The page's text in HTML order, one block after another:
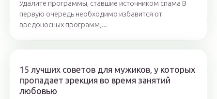
Удалите программы, ставшие источником спама В
первую очередь необходимо избавится от
вредоносных программ,...
15 лучших советов для мужиков, у которых
пропадает эрекция во время занятий
любовью